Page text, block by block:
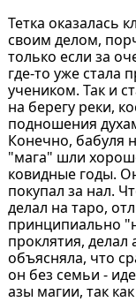
Тетка оказалась
своим делом,
только если за
где-то уже стала
учеником. Так и
на берегу реки,
подношения
Конечно, бабуля
"мага" шли
ковидные годы.
покупал за нал.
делал на таро,
принципиально
проклятия, делал
объясняла, что
он без семьи -
азы магии, так